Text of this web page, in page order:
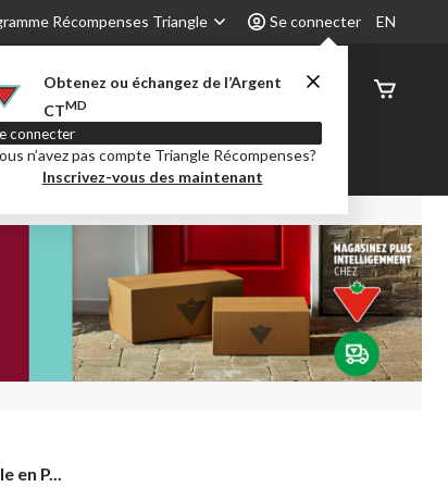
Récompenses Triangle Se connecter
Obtenez ou échangez de l’Argent
CTMD
connecter
n’avez pas compte Triangle Récompenses?
Inscrivez-vous des maintenant
EN
État de
Party City Centre-auto
P...